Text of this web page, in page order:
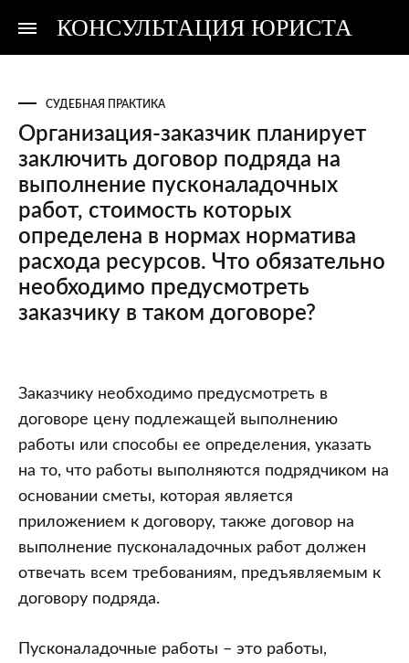
КОНСУЛЬТАЦИЯ ЮРИСТА
Консультация
Консультация
СУДЕБНАЯ ПРАКТИКА
Организация-заказчик планирует
заключить договор подряда на
выполнение пусконаладочных
работ, стоимость которых
определена в нормах норматива
расхода ресурсов. Что обязательно
необходимо предусмотреть
заказчику в таком договоре?
Организация-
заказчик
планирует
заключить
договор
подряда
на
выполнение
пусконаладочных
стоимость
Заказчику необходимо предусмотреть в
договоре цену подлежащей выполнению
работы или способы ее определения, указать
на то, что работы выполняются подрядчиком на
основании сметы, которая является
приложением к договору, также договор на
выполнение пусконаладочных работ должен
отвечать всем требованиям, предъявляемым к
договору подряда.
Пусконаладочные работы – это работы,